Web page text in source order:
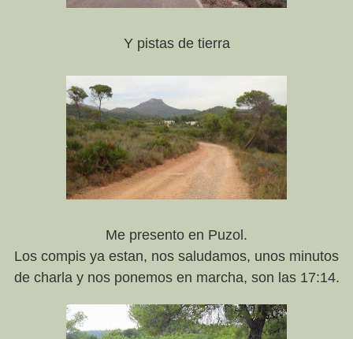
Y pistas de tierra
Me presento en Puzol.
Los compis ya estan, nos saludamos, unos minutos
de charla y nos ponemos en marcha, son las 17:14.